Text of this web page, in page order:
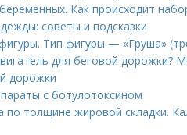
Как происходит
советы и подсказки
Тип фигуры — «Груша»
для беговой дорожки?
дорожки
с ботулотоксином
по толщине жировой складки.